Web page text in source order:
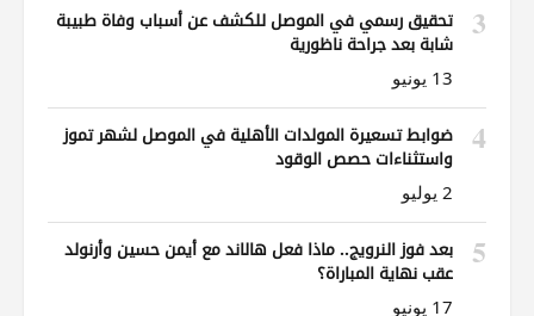
3
تحقيق رسمي في الموصل للكشف عن أسباب وفاة طبيبة
شابة بعد جراحة ناظورية
13 يونيو
4
ضوابط تسعيرة المولدات الأهلية في الموصل لشهر تموز
واستثناءات حصص الوقود
2 يوليو
5
بعد فوز النرويج.. ماذا فعل هالاند مع أيمن حسين وأرنولد
عقب نهاية المباراة؟
17 يونيو